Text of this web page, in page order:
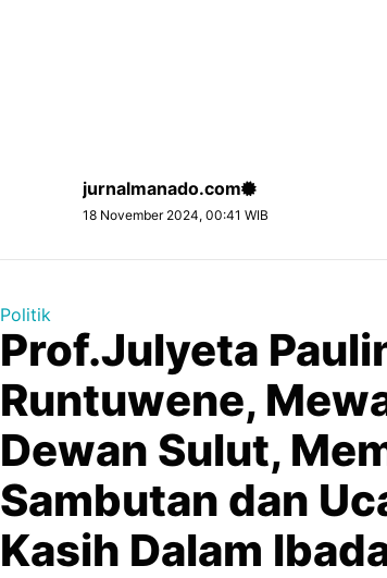
jurnalmanado.com
18 November 2024, 00:41 WIB
Politik
Prof.Julyeta
Runtuwene,
Dewan Sulut,
Sambutan dan
Kasih Dalam